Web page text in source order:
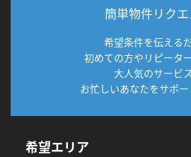
簡単物件リク
希望条件を伝える
初めての方やリピータ
大人気のサービス
お忙しいあなたをサポー
希望エリア